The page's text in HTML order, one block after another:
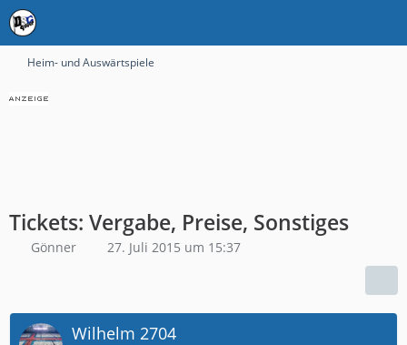
Heim- und Auswärtspiele
Tickets: Vergabe, Preise, Sonstiges
Gönner 27. Juli 2015 um 15:37
Wilhelm 2704